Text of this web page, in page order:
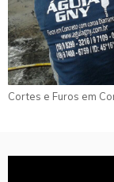
Cortes e Furos em